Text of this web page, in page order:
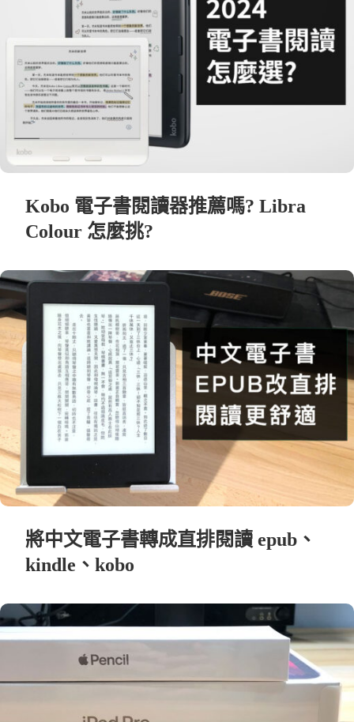
Kobo 電子書閱讀器推薦嗎? Libra
Colour 怎麼挑?
將中文電子書轉成直排閱讀 epub、
kindle、kobo